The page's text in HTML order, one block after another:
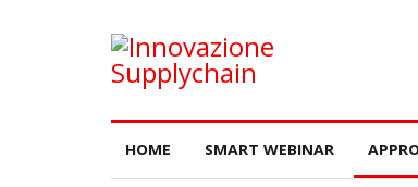
HOME SMART WEBINAR